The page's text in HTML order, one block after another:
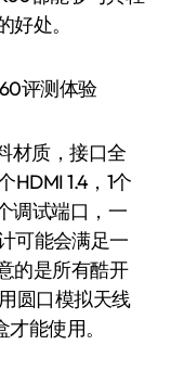
处。
材质，接口全
1.4，1个
调试端口，一
可能会满足一
的是所有酷开
圆口模拟天线
能使用。